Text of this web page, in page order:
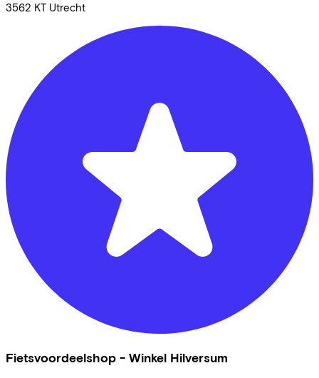
3562 KT Utrecht
Fietsvoordeelshop - Winkel Hilversum